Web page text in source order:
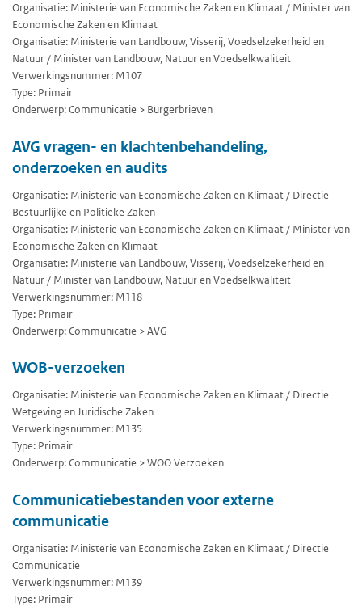
Organisatie: Ministerie van Economische Zaken en Klimaat / Minister van
Economische Zaken en Klimaat
Organisatie: Ministerie van Landbouw, Visserij, Voedselzekerheid en
Natuur / Minister van Landbouw, Natuur en Voedselkwaliteit
Verwerkingsnummer: M107
Type: Primair
Onderwerp: Communicatie > Burgerbrieven
AVG vragen- en klachtenbehandeling,
onderzoeken en audits
Organisatie: Ministerie van Economische Zaken en Klimaat / Directie
Bestuurlijke en Politieke Zaken
Organisatie: Ministerie van Economische Zaken en Klimaat / Minister van
Economische Zaken en Klimaat
Organisatie: Ministerie van Landbouw, Visserij, Voedselzekerheid en
Natuur / Minister van Landbouw, Natuur en Voedselkwaliteit
Verwerkingsnummer: M118
Type: Primair
Onderwerp: Communicatie > AVG
WOB-verzoeken
Organisatie: Ministerie van Economische Zaken en Klimaat / Directie
Wetgeving en Juridische Zaken
Verwerkingsnummer: M135
Type: Primair
Onderwerp: Communicatie > WOO Verzoeken
Communicatiebestanden voor externe
communicatie
Organisatie: Ministerie van Economische Zaken en Klimaat / Directie
Communicatie
Verwerkingsnummer: M139
Type: Primair